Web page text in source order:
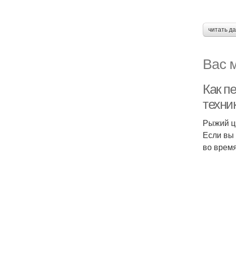
читать
Вас
Как
Рыжий
Если вы
во